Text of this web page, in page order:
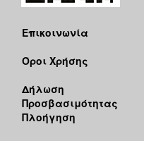
Επικοινωνία
Όροι Χρήσης
Δήλωση
Προσβασιμότητας
Πλοήγηση